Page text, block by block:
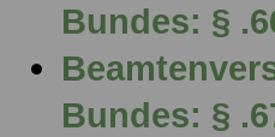
Bundes: §
Bundes: §